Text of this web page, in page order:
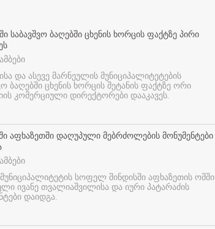
საბავშვო ბაღებში ცხენის ხორცის ფაქტზე პირი
და ასევე მარნეულის მუნიციპალიტეტების
ბაღებში ცხენის ხორცის შეტანის ფაქტზე ორი
კომერციული დირექტორები დააკავეს.
აფხაზეთში დაღუპული მებრძოლების მონუმენტები
სოფელ შინდისში აფხაზეთის ომში
ივანე თვალიაშვილისა და იური პატარაძის
დაიდგა.